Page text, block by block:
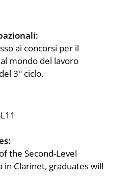
ai concorsi per il
mondo del lavoro
3° ciclo.
the Second-Level
in Clarinet, graduates will